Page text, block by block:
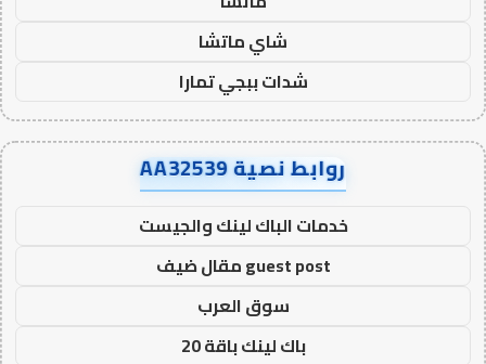
شاي ماتشا
شدات ببجي تمارا
روابط نصية AA32539
خدمات الباك لينك والجيست
guest post مقال ضيف
سوق العرب
باك لينك باقة 20